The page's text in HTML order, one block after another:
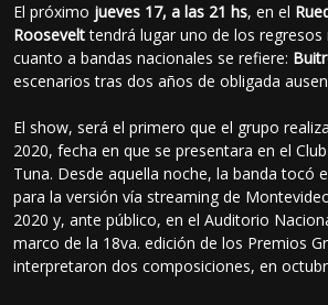
El próximo jueves 17, a las 21 hs, en el
Roosevelttendrá lugar uno de los regresos
cuanto a bandas nacionales se refiere:
escenarios tras dos años de obligada
El show, será el primero que el grupo
2020, fecha en que se presentara en el
Tuna. Desde aquella noche, la banda tocó
para la versión vía streaming de
2020 y, ante público, en el Auditorio
marco de la 18va. edición de los Premios
interpretaron dos composiciones, en